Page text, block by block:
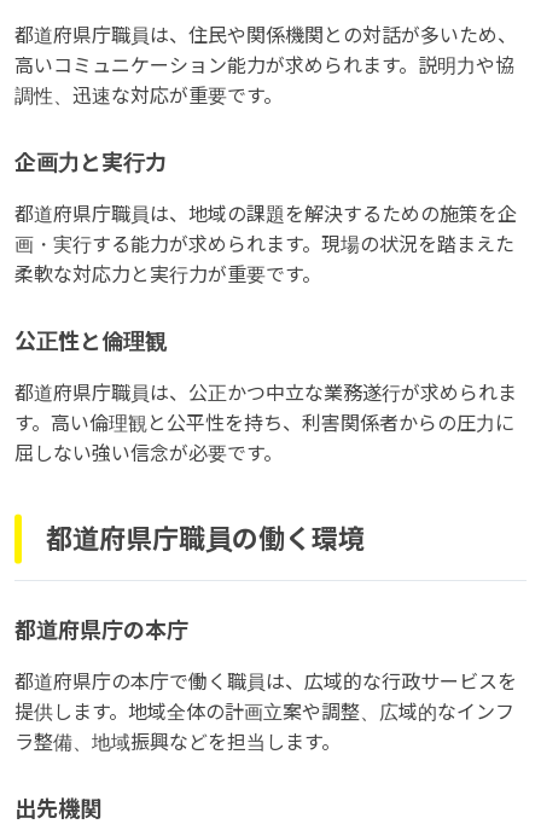
都道府県庁職員は、住民や関係機関との対話が多いため、
高いコミュニケーション能力が求められます。説明力や協
調性、迅速な対応が重要です。
企画力と実行力
都道府県庁職員は、地域の課題を解決するための施策を企
画・実行する能力が求められます。現場の状況を踏まえた
柔軟な対応力と実行力が重要です。
公正性と倫理観
都道府県庁職員は、公正かつ中立な業務遂行が求められま
す。高い倫理観と公平性を持ち、利害関係者からの圧力に
屈しない強い信念が必要です。
都道府県庁職員の働く環境
都道府県庁の本庁
都道府県庁の本庁で働く職員は、広域的な行政サービスを
提供します。地域全体の計画立案や調整、広域的なインフ
ラ整備、地域振興などを担当します。
出先機関